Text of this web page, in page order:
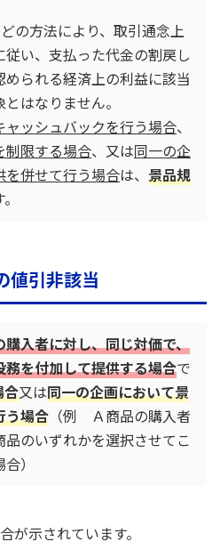
方法により、取引通念上
い、支払った代金の割戻し
められる経済上の利益に該当
はなりません。
ャッシュバックを行う場合、
制限する場合、又は同一の企
を併せて行う場合は、 景品規
値引非該当
入者に対し、同じ対価で、
を付加して提供する場合で
合又は同一の企画において景
う場合 （例 Ａ商品の購入者
のいずれかを選択させてこ
）
が示されています。